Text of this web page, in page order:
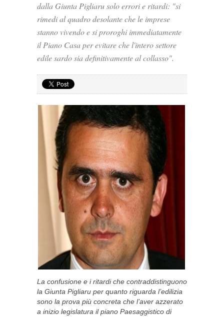
dalla Giunta Pigliaru solo errori e ritardi: "si
rimedi al quadro desolante che le imprese
stanno vivendo e si proroghi immediatamente
il Piano Casa per evitare che l'intero settore
edile sardo sia definitivamente al collasso".
La confusione e i ritardi che contraddistinguono
la Giunta Pigliaru per quanto riguarda l’edilizia
sono la prova più concreta che l’aver azzerato
a inizio legislatura il piano Paesaggistico di